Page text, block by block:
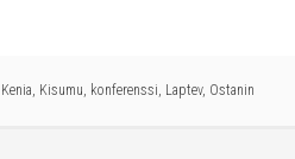
Kenia, Kisumu, konferenssi, Laptev, Ostanin